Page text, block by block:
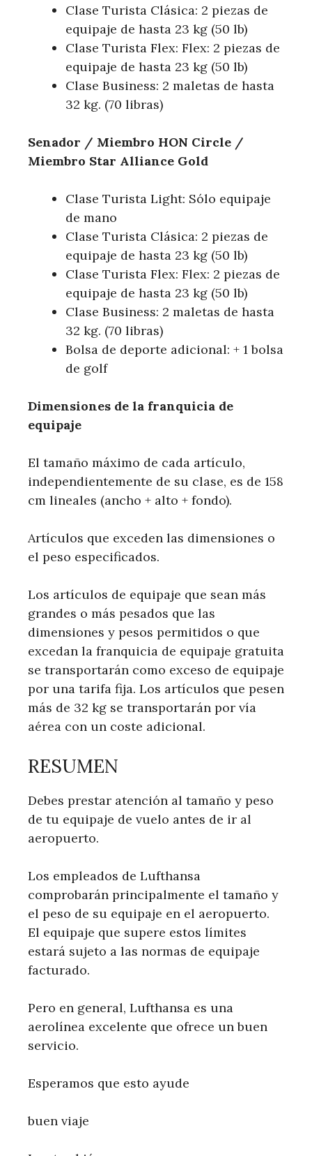
Clase Turista Clásica: 2 piezas de
equipaje de hasta 23 kg (50 lb)
Clase Turista Flex: Flex: 2 piezas de
equipaje de hasta 23 kg (50 lb)
Clase Business: 2 maletas de hasta
32 kg. (70 libras)
Senador / Miembro HON Circle /
Miembro Star Alliance Gold
Clase Turista Light: Sólo equipaje
de mano
Clase Turista Clásica: 2 piezas de
equipaje de hasta 23 kg (50 lb)
Clase Turista Flex: Flex: 2 piezas de
equipaje de hasta 23 kg (50 lb)
Clase Business: 2 maletas de hasta
32 kg. (70 libras)
Bolsa de deporte adicional: + 1 bolsa
de golf
Dimensiones de la franquicia de
equipaje
El tamaño máximo de cada artículo,
independientemente de su clase, es de 158
cm lineales (ancho + alto + fondo).
Artículos que exceden las dimensiones o
el peso especificados.
Los artículos de equipaje que sean más
grandes o más pesados ​​que las
dimensiones y pesos permitidos o que
excedan la franquicia de equipaje gratuita
se transportarán como exceso de equipaje
por una tarifa fija. Los artículos que pesen
más de 32 kg se transportarán por vía
aérea con un coste adicional.
RESUMEN
Debes prestar atención al tamaño y peso
de tu equipaje de vuelo antes de ir al
aeropuerto.
Los empleados de Lufthansa
comprobarán principalmente el tamaño y
el peso de su equipaje en el aeropuerto.
El equipaje que supere estos límites
estará sujeto a las normas de equipaje
facturado.
Pero en general, Lufthansa es una
aerolínea excelente que ofrece un buen
servicio.
Esperamos que esto ayude
buen viaje